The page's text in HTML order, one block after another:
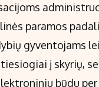
paramos
gyventojams
į skyrių,
būdu